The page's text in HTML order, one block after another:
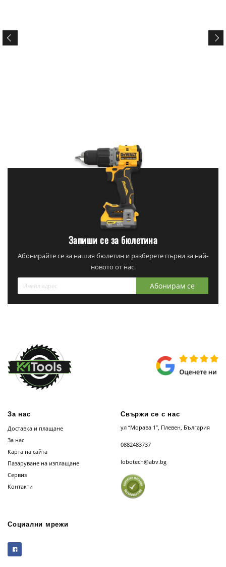
Запиши се за бюлетина
Абонирайте се за нашия бюлетин и разберете първи за най-
новото от нас.
Абонирам се
За нас
Доставка и плащане
За нас
Карта на сайта
Пазаруване на изплащане
Сервиз
Контакти
Свържи се с нас
ул “Морава 1”, Плевен, България
0882483737
lobotech@abv.bg
Социални мрежи